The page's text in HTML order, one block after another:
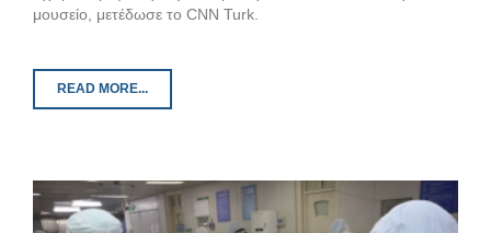
μουσείο, μετέδωσε το CNN Turk.
READ MORE...